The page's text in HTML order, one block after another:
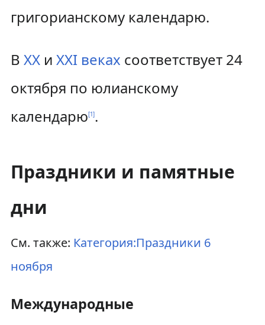
григорианскому календарю.
В XXи XXI веках соответствует 24
октября по юлианскому
календарю[1].
Праздники и памятные
дни
См. также: Категория:Праздники 6
ноября
Международные